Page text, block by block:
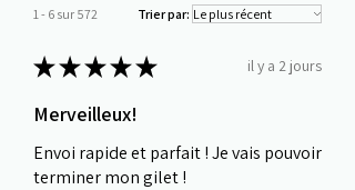
1 - 6 sur 572 Trier par:
★★★★★ il y a 2 jours
Merveilleux!
Envoi rapide et parfait ! Je vais pouvoir
terminer mon gilet !